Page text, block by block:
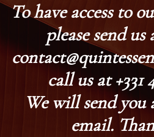
To have access to
please send
call us at +331
We will send you
email.